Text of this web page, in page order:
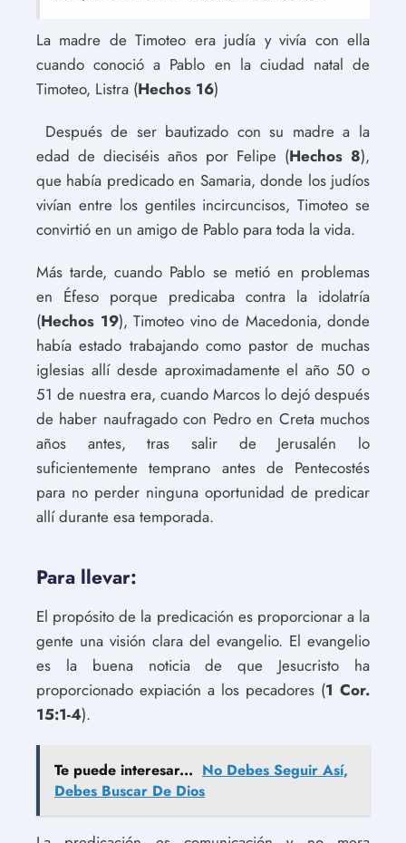
La madre de Timoteo era judía y vivía con ella
cuando conoció a Pablo en la ciudad natal de
Timoteo, Listra (Hechos 16)
Después de ser bautizado con su madre a la
edad de dieciséis años por Felipe (Hechos 8),
que había predicado en Samaria, donde los judíos
vivían entre los gentiles incircuncisos, Timoteo se
convirtió en un amigo de Pablo para toda la vida.
Más tarde, cuando Pablo se metió en problemas
en Éfeso porque predicaba contra la idolatría
(Hechos 19), Timoteo vino de Macedonia, donde
había estado trabajando como pastor de muchas
iglesias allí desde aproximadamente el año 50 o
51 de nuestra era, cuando Marcos lo dejó después
de haber naufragado con Pedro en Creta muchos
años antes, tras salir de Jerusalén lo
suficientemente temprano antes de Pentecostés
para no perder ninguna oportunidad de predicar
allí durante esa temporada.
Para llevar:
El propósito de la predicación es proporcionar a la
gente una visión clara del evangelio. El evangelio
es la buena noticia de que Jesucristo ha
proporcionado expiación a los pecadores (1 Cor.
15:1-4).
Te puede interesar... No Debes Seguir Así,
Debes Buscar De Dios